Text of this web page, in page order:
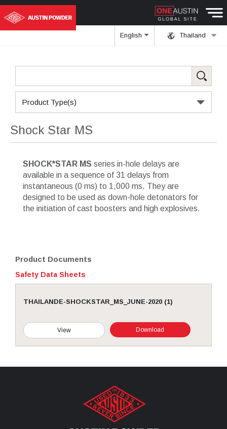
Thailand
English
Product Type(s)
Shock Star MS
SHOCK*STAR MS series in-hole delays are
available in a sequence of 31 delays from
instantaneous (0 ms) to 1,000 ms. They are
designed to be used as down-hole detonators for
the initiation of cast boosters and high explosives.
Product Documents
Safety Data Sheets
THAILANDE-SHOCKSTAR_MS_JUNE-2020 (1)
View Download